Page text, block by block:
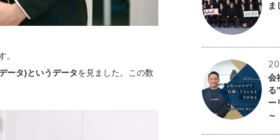
。
ータ)というデータを見ました。この数
ま
会
る
ー
～